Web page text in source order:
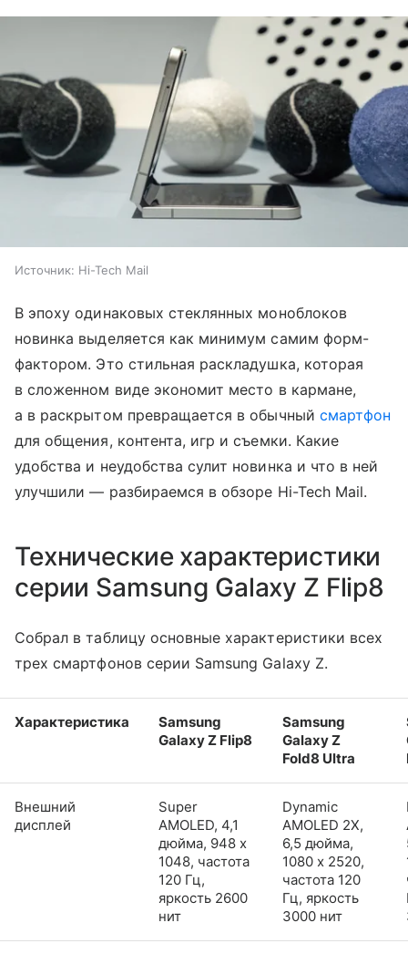
Источник: Hi-Tech Mail
В эпоху одинаковых стеклянных моноблоков
новинка выделяется как минимум самим форм-
фактором. Это стильная раскладушка, которая
в сложенном виде экономит место в кармане,
а в раскрытом превращается в обычный смартфон
для общения, контента, игр и съемки. Какие
удобства и неудобства сулит новинка и что в ней
улучшили — разбираемся в обзоре Hi-Tech Mail.
Технические характеристики
серии Samsung Galaxy Z Flip8
Собрал в таблицу основные характеристики всех
трех смартфонов серии Samsung Galaxy Z.
Характеристика
Samsung
Galaxy Z Flip8
Samsung
Galaxy Z
Fold8 Ultra
Внешний
дисплей
Super
AMOLED, 4,1
дюйма, 948 x
1048, частота
120 Гц,
яркость 2600
нит
Dynamic
AMOLED 2X,
6,5 дюйма,
1080 x 2520,
частота 120
Гц, яркость
3000 нит